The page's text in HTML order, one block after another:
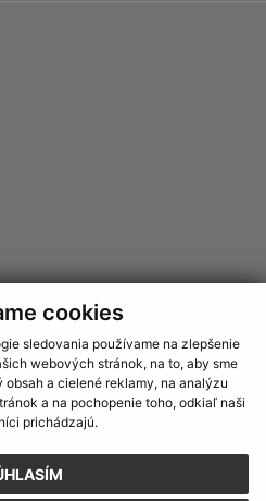
cookies
sledovania používame na zlepšenie
webových stránok, na to, aby sme
a cielené reklamy, na analýzu
a na pochopenie toho, odkiaľ naši
prichádzajú.
o stránke:
o prístupnosti
práva